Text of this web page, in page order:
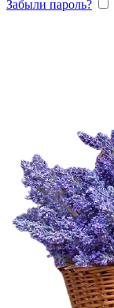
Забыли пароль?